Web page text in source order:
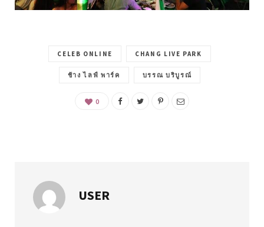
CELEB ONLINE CHANG LIVE PARK
ช้าง ไลฟ์ พาร์ค บรรณ บริบูรณ์
0
USER